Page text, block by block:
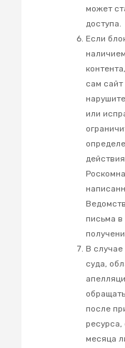
может
доступа.
Если
сам сайт
или
письма
В
суда,
после
ресурса,
месяца